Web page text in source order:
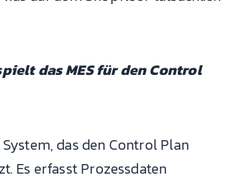
das MES für den Control
System, das den Control Plan
Es erfasst Prozessdaten